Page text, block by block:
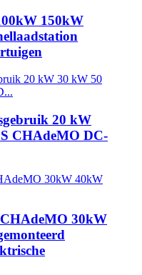
150kW
20 kW
CHAdeMO DC-
30kW